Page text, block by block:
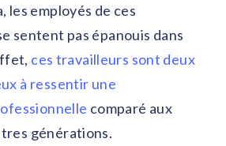
les employés de ces
sentent pas épanouis dans
ces travailleurs sont deux
à ressentir une
comparé aux
générations.